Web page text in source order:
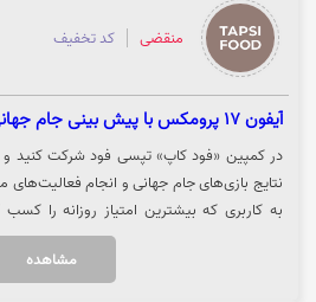
منقضی کد تخفیف
آیفون ۱۷ پرومکس با پیش‌ بینی جام جهانی در تپسی فود
در کمپین «فود کاپ» تپسی فود شرکت کنید و
نتایج بازی‌های جام جهانی و انجام فعالیت‌های
سفارش رایگان تعلق می‌گیرد. همچنین به
دستگاه آیفون ۱۷ پرومکس هدیه
مشاهده